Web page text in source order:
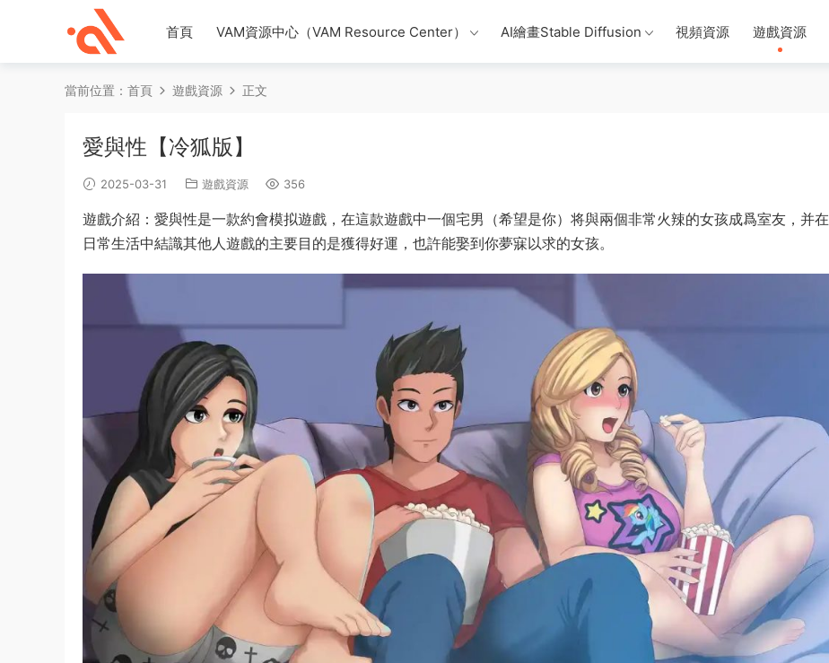
首頁 VAM資源中心（VAM Resource Center） AI繪畫Stable Diffusion 視頻資源 遊戲資源
當前位置： 首頁 遊戲資源 正文
愛與性【冷狐版】
2025-03-31 遊戲資源 356
遊戲介紹：愛與性是一款約會模拟遊戲，在這款遊戲中一個宅男（希望是你）将與兩個非常火辣的女孩成爲室友，并在
日常生活中結識其他人遊戲的主要目的是獲得好運，也許能娶到你夢寐以求的女孩。